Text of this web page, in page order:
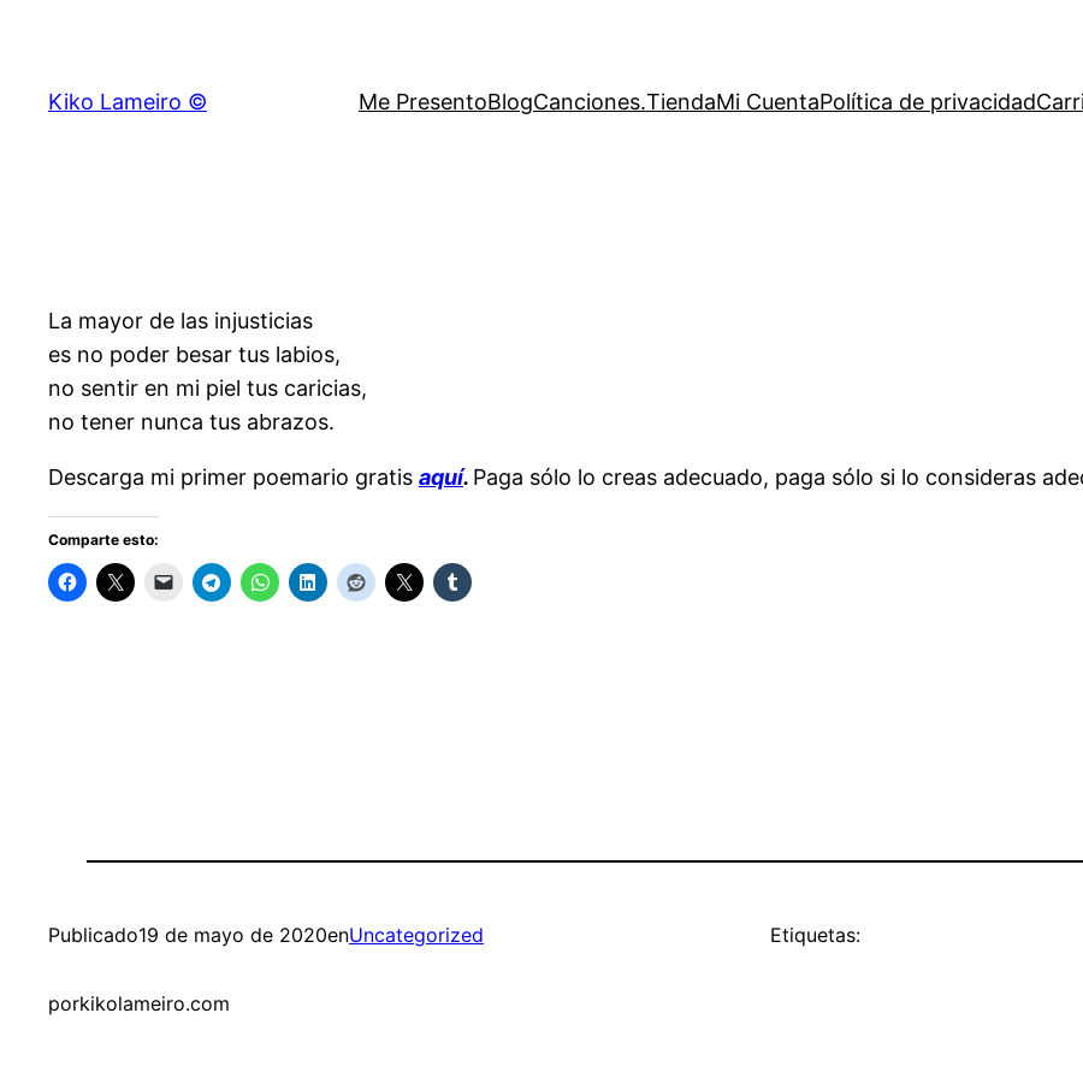
contenido
Kiko Lameiro © Me PresentoBlogCanciones.TiendaMi CuentaPolítica de privacidad
La mayor de las injusticias
es no poder besar tus labios,
no sentir en mi piel tus caricias,
no tener nunca tus abrazos.
Descarga mi primer poemario gratis aquí. Paga sólo lo creas adecuado, paga sólo si lo consideras
Comparte esto:
Publicado19 de mayo de 2020enUncategorized
porkikolameiro.com
Etiquetas: